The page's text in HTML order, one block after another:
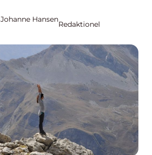
Johanne Hansen
Redaktionel